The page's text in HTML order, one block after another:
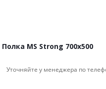
Полка MS Strong 700x500
Уточняйте у менеджера по